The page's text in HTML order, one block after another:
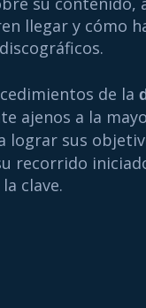
llegar y cómo
de la
ajenos a la
lograr sus
recorrido
clave.